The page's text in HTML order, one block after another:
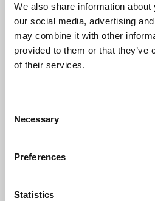
We also share information
our social media, advertising
may combine it with other
provided to them or that they’ve
of their services.
Selection
Necessary
Preferences
Statistics
Show Full
Leggi tutto
CHIEDI INFORMAZIONI
Corso